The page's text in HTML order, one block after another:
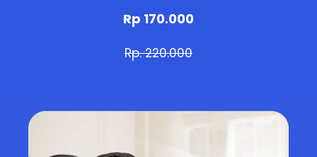
Rp 170.000
Rp. 220.000